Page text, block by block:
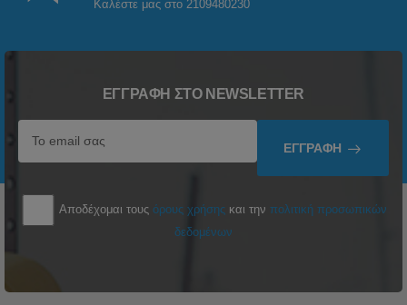
Καλέστε μας στο 2109480230
ΕΓΓΡΑΦΉ ΣΤΟ NEWSLETTER
ΕΓΓΡΑΦΉ
Αποδέχομαι τους όρους χρήσης και την πολιτική προσωπικών
δεδομένων